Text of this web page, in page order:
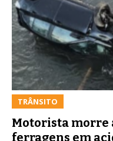
TRÂNSITO
Motorista morre
ferragens em